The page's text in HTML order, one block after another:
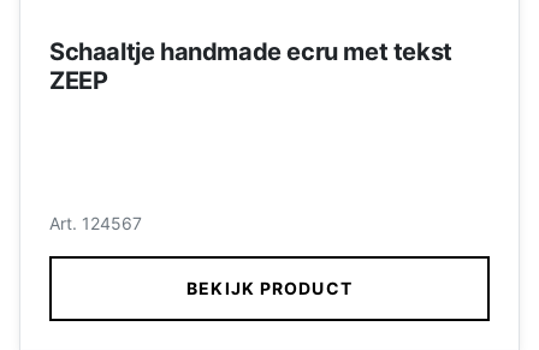
Schaaltje handmade ecru met tekst
ZEEP
Art. 124567
BEKIJK PRODUCT